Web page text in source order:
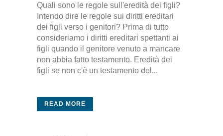
Quali sono le regole sull'eredità dei figli?
Intendo dire le regole sui diritti ereditari
dei figli verso i genitori? Prima di tutto
consideriamo i diritti ereditari spettanti ai
figli quando il genitore venuto a mancare
non abbia fatto testamento. Eredità dei
figli se non c'è un testamento del...
READ MORE